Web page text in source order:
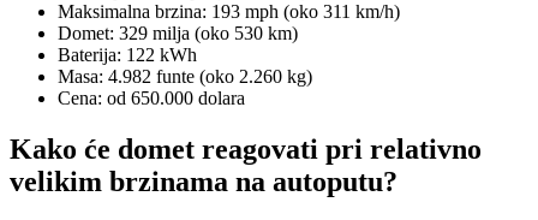
Maksimalna brzina: 193 mph (oko 311 km/h)
Domet: 329 milja (oko 530 km)
Baterija: 122 kWh
Masa: 4.982 funte (oko 2.260 kg)
Cena: od 650.000 dolara
Kako će domet reagovati pri relativno
velikim brzinama na autoputu?